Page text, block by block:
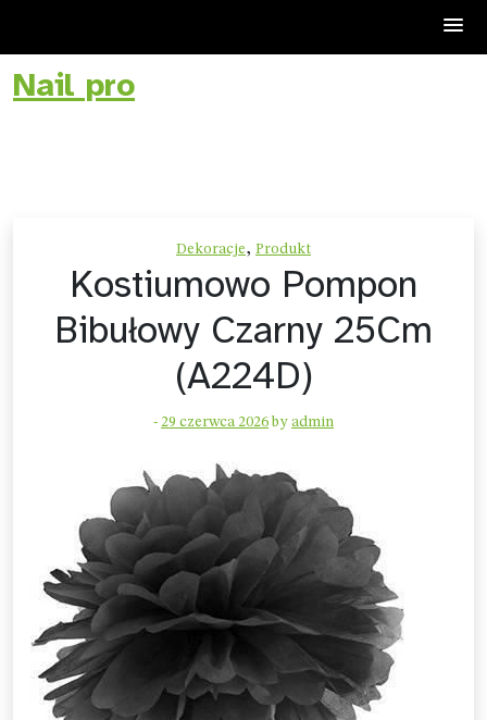
Skip
toNail pro
Dekoracje, Produkt
Kostiumowo Pompon
Bibułowy Czarny 25Cm
(A224D)
- 29 czerwca 2026 by admin